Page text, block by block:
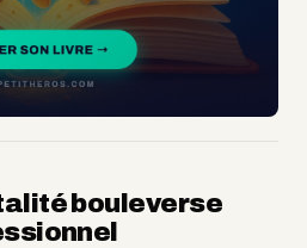
bouleverse